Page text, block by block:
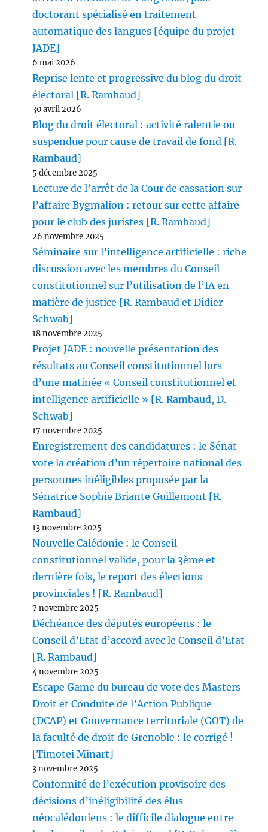
doctorant spécialisé en traitement
automatique des langues [équipe du projet
JADE]
6 mai 2026
Reprise lente et progressive du blog du droit
électoral [R. Rambaud]
30 avril 2026
Blog du droit électoral : activité ralentie ou
suspendue pour cause de travail de fond [R.
Rambaud]
5 décembre 2025
Lecture de l’arrêt de la Cour de cassation sur
l’affaire Bygmalion : retour sur cette affaire
pour le club des juristes [R. Rambaud]
26 novembre 2025
Séminaire sur l’intelligence artificielle : riche
discussion avec les membres du Conseil
constitutionnel sur l’utilisation de l’IA en
matière de justice [R. Rambaud et Didier
Schwab]
18 novembre 2025
Projet JADE : nouvelle présentation des
résultats au Conseil constitutionnel lors
d’une matinée « Conseil constitutionnel et
intelligence artificielle » [R. Rambaud, D.
Schwab]
17 novembre 2025
Enregistrement des candidatures : le Sénat
vote la création d’un répertoire national des
personnes inéligibles proposée par la
Sénatrice Sophie Briante Guillemont [R.
Rambaud]
13 novembre 2025
Nouvelle Calédonie : le Conseil
constitutionnel valide, pour la 3ème et
dernière fois, le report des élections
provinciales ! [R. Rambaud]
7 novembre 2025
Déchéance des députés européens : le
Conseil d’Etat d’accord avec le Conseil d’Etat
[R. Rambaud]
4 novembre 2025
Escape Game du bureau de vote des Masters
Droit et Conduite de l’Action Publique
(DCAP) et Gouvernance territoriale (GOT) de
la faculté de droit de Grenoble : le corrigé !
[Timotei Minart]
3 novembre 2025
Conformité de l’exécution provisoire des
décisions d’inéligibilité des élus
néocalédoniens : le difficile dialogue entre